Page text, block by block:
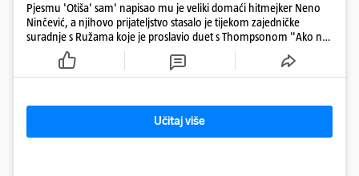
Pjesmu 'Otiša' sam' napisao mu je veliki domaći hitmejker Neno
Ninčević, a njihovo prijateljstvo stasalo je tijekom zajedničke
suradnje s Ružama koje je proslavio duet s Thompsonom "Ako ne
znaš što je bilo"
Učitaj više